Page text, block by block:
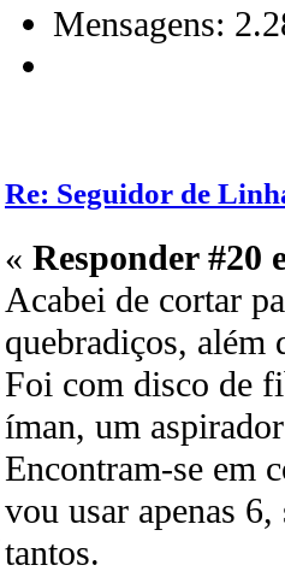
Mensagens:
Re: Seguidor de
« Responder #20
Acabei de cortar
quebradiços, além
Foi com disco de
íman, um
Encontram-se em
vou usar apenas
tantos.